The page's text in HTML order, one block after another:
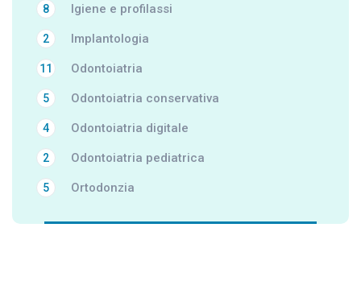
Igiene e profilassi
8
Implantologia
2
Odontoiatria
11
Odontoiatria conservativa
5
Odontoiatria digitale
4
Odontoiatria pediatrica
2
Ortodonzia
5